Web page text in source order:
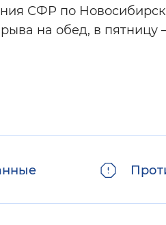
СФР по
на обед, в пятницу